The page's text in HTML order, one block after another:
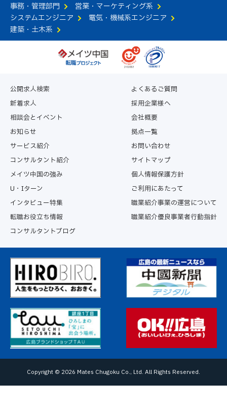
事務・管理部門
営業・マーケティング系
システムエンジニア
電気・機械系エンジニア
建築・土木系
公開求人検索
新着求人
相談会とイベント
お知らせ
サービス紹介
コンサルタント紹介
メイツ中国の強み
U・Iターン
インタビュー特集
転職お役立ち情報
コンサルタントブログ
よくあるご質問
採用企業様へ
会社概要
拠点一覧
お問い合わせ
サイトマップ
個人情報保護方針
ご利用にあたって
職業紹介事業の運営について
職業紹介優良事業者行動指針
Copyright © 2026 Mates Chugoku Co., Ltd. All Rights Reserved.